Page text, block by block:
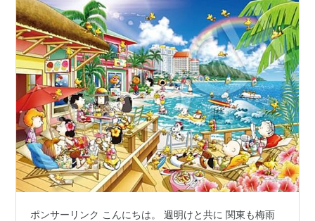
ポンサーリンク こんにちは。 週明けと共に 関東も梅雨